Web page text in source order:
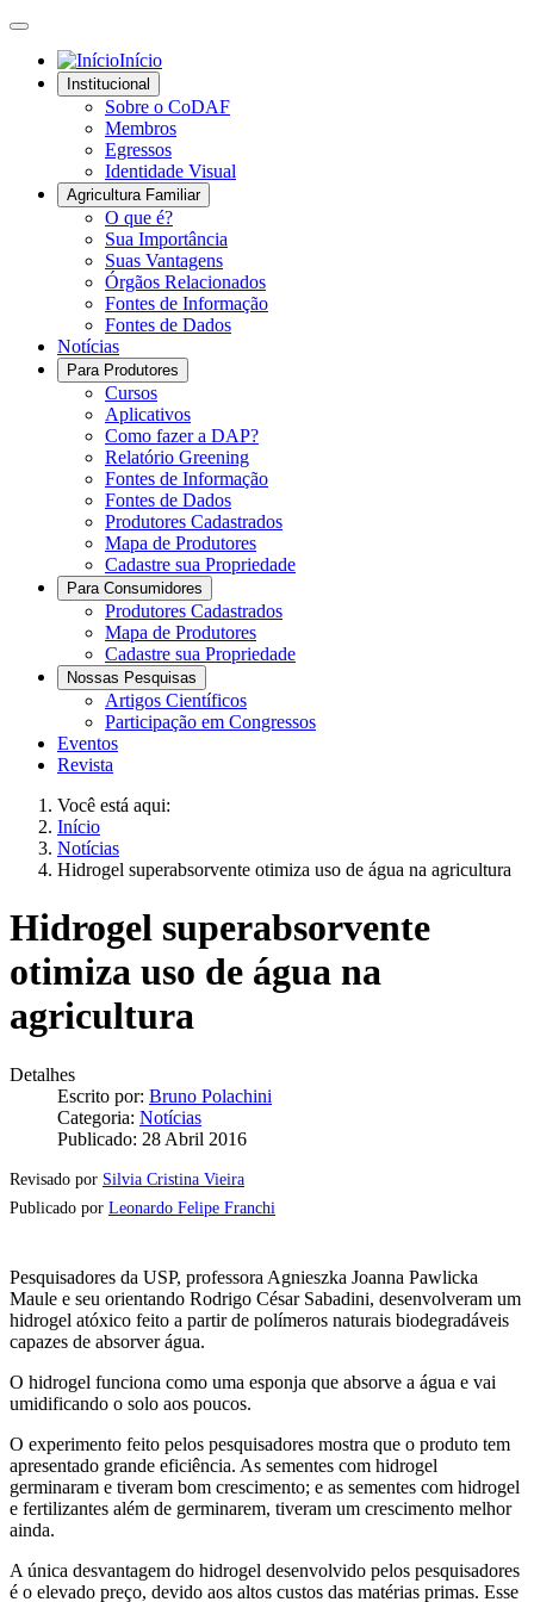
Início
Institucional
Sobre o CoDAF
Membros
Egressos
Identidade Visual
Agricultura Familiar
O que é?
Sua Importância
Suas Vantagens
Órgãos Relacionados
Fontes de Informação
Fontes de Dados
Notícias
Para Produtores
Cursos
Aplicativos
Como fazer a DAP?
Relatório Greening
Fontes de Informação
Fontes de Dados
Produtores Cadastrados
Mapa de Produtores
Cadastre sua Propriedade
Para Consumidores
Produtores Cadastrados
Mapa de Produtores
Cadastre sua Propriedade
Nossas Pesquisas
Artigos Científicos
Participação em Congressos
Eventos
Revista
Você está aqui:
Início
Notícias
Hidrogel superabsorvente otimiza uso de água na agricultura
Hidrogel superabsorvente
otimiza uso de água na
agricultura
Detalhes
Escrito por: Bruno Polachini
Categoria: Notícias
Publicado: 28 Abril 2016
Revisado por Silvia Cristina Vieira
Publicado por Leonardo Felipe Franchi
Pesquisadores da USP, professora Agnieszka Joanna Pawlicka
Maule e seu orientando Rodrigo César Sabadini, desenvolveram um
hidrogel atóxico feito a partir de polímeros naturais biodegradáveis
capazes de absorver água.
O hidrogel funciona como uma esponja que absorve a água e vai
umidificando o solo aos poucos.
O experimento feito pelos pesquisadores mostra que o produto tem
apresentado grande eficiência. As sementes com hidrogel
germinaram e tiveram bom crescimento; e as sementes com hidrogel
e fertilizantes além de germinarem, tiveram um crescimento melhor
ainda.
A única desvantagem do hidrogel desenvolvido pelos pesquisadores
é o elevado preço, devido aos altos custos das matérias primas. Esse